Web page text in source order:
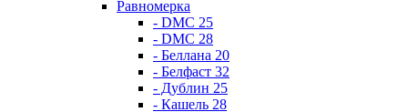
Равномерка
- DMC 25
- DMC 28
- Беллана 20
- Белфаст 32
- Дублин 25
- Кашель 28